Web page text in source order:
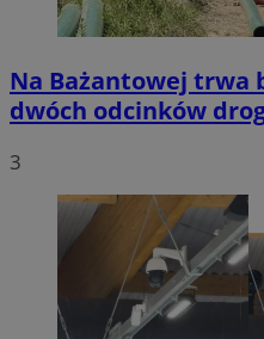
Na Bażantowej trwa
dwóch odcinków
3